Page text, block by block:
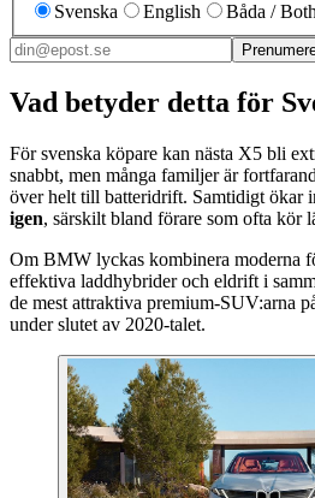
Svenska
English Båda / Both
Vad betyder detta för
För svenska köpare kan nästa X5 bli
snabbt, men många familjer är
över helt till batteridrift. Samtidigt ökar
igen, särskilt bland förare som ofta kör
Om BMW lyckas kombinera moderna
effektiva laddhybrider och eldrift i
de mest attraktiva premium-SUV:arna
under slutet av 2020-talet.